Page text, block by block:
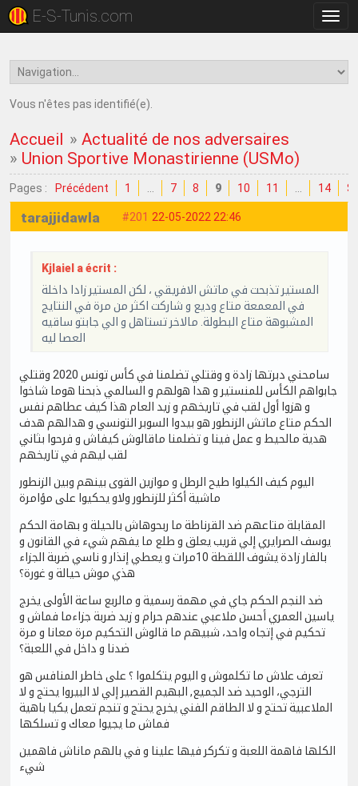
la
E-S-Tunis.com
Vous n'êtes pas identifié(e).
Accueil »Actualité de nos adversaires
» Union Sportive Monastirienne (USMo)
Pages : Précédent 1 7 8 9 10 11 14
#201 22-05-2022 22:46
tarajjidawla
Kjlaiel a écrit :
المستير تذبحت في ماتش الافريقي ، لكن المستير زادا داخلة
في المعمعة متاع وديع و شاركت اكثر من مرة في النتايج
المشبوهة متاع البطولة. مالاخر تستاهل و الي جابتو ساقيه
العصا ليه
سامحني دبرتها زادة و وقتلي تضلمنا في كأس تونس 2020 وقتلي
جابواهم الكأس للمنستير و هدا هولهم و السالمي ذبحنا هوما شاخوا
و هزوا أول لقب في تاريخهم و زيد العام هذا كيف عطاهم نفس
الحكم متاع ماتش الزنطور هو بيدوا السوبر التونسي و هدالهم هدف
هدية مالحيط و عمل فينا و تضلمنا ماقالوش كيفاش و فرحوا بثاني
لقب ليهم في تاريخهم
اليوم كيف الكيلوا طيح الرطل و موازين القوى بينهم وبين الزنطور
ماشية أكثر للزنطور ولاو يحكيوا على مؤامرة
المقابلة متاعهم ضد القرناطة ما ربحوهاش بالحيلة و بهامة الحكم
يوسف الصرايري إلي قريب يعلق و طلع ما يفهم شيء في القانون و
بالفار زادة يشوف اللقطة 10مرات و يعطي إنذار و ناسي ضربة الجزاء
هذي موش حيالة و غورة؟
ضد النجم الحكم جاي في مهمة رسمية و مالربع ساعة الأولى يخرج
ياسين العمري أحسن ملاعبي عندهم حرام و زيد ضربة جزاءما فماش و
تحكيم في إتجاه واحد، شبيهم ما قالوش التحكيم مرة معانا و مرة
ضدنا و داخل في اللعبة؟
تعرف علاش ما تكلموش و اليوم يتكلموا ؟ على خاطر المنافس هو
الترجي، الوحيد ضد الجميع, البهيم القصير إلي لا البيروا يحتج و لا
الملاعبية تحتج و لا الطاقم الفني يخرج يحتج و تنجم تعمل يكيا باهية
فماش ما يجيوا معاك و تسلكها
الكلها فاهمة اللعبة و تكركر فيها علينا و في بالهم ماناش فاهمين
شيء